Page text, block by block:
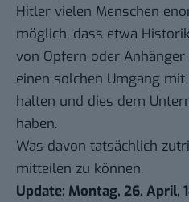
Hitler vielen Menschen
möglich, dass etwa
von Opfern oder
einen solchen Umgang
halten und dies dem
haben.
Was davon tatsächlich
mitteilen zu können.
Update: Montag, 26. April,